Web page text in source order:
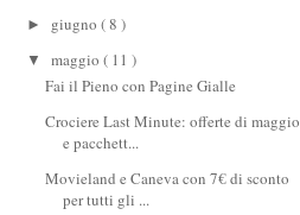
► giugno ( 8 )
▼ maggio ( 11 )
Fai il Pieno con Pagine Gialle
Crociere Last Minute: offerte di maggio
e pacchett...
Movieland e Caneva con 7€ di sconto
per tutti gli ...